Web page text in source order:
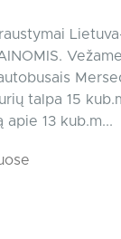
talpa 15
13 kub.m...